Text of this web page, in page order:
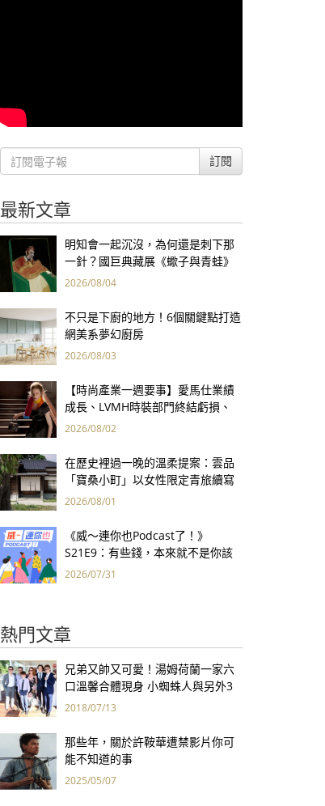
訂閱
最新文章
明知會一起沉沒，為何還是刺下那
一針？國巨典藏展《蠍子與青蛙》
用66件名作拷問人性
2026/08/04
不只是下廚的地方！6個關鍵點打造
網美系夢幻廚房
2026/08/03
【時尚產業一週要事】愛馬仕業績
成長、LVMH時裝部門終結虧損、
Kering轉型策略初現成效、Prada
2026/08/02
在歷史裡過一晚的溫柔提案：雲品
「寶桑小町」以女性限定青旅續寫
台東老屋記憶
2026/08/01
《威～連你也Podcast了！》
S21E9：有些錢，本來就不是你該
賺的——讀《一個投機者的告白》
2026/07/31
熱門文章
兄弟又帥又可愛！湯姆荷蘭一家六
口溫馨合體現身 小蜘蛛人與另外3
個弟弟感情超好！
2018/07/13
那些年，關於許鞍華遭禁影片你可
能不知道的事
2025/05/07